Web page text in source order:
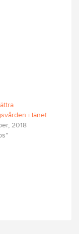
i länet
2018